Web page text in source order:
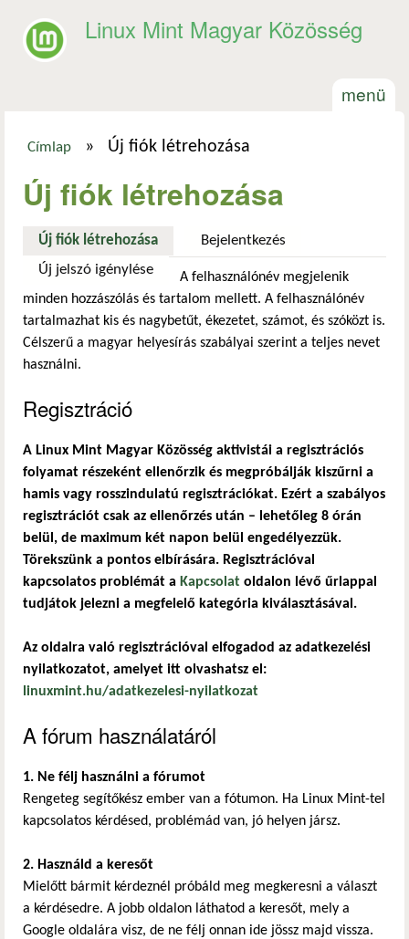
Linux Mint Magyar Közösség
menü
Jelenlegi hely
Címlap » Új fiók létrehozása
Új fiók létrehozása
Új fiók létrehozása (aktív fül)Bejelentkezés
Új jelszó igénylése
A felhasználónév megjelenik
minden hozzászólás és tartalom mellett. A felhasználónév
tartalmazhat kis és nagybetűt, ékezetet, számot, és szóközt is.
Célszerű a magyar helyesírás szabályai szerint a teljes nevet
használni.
Regisztráció
A Linux Mint Magyar Közösség aktivistái a regisztrációs
folyamat részeként ellenőrzik és megpróbálják kiszűrni a
hamis vagy rosszindulatú regisztrációkat. Ezért a szabályos
regisztrációt csak az ellenőrzés után – lehetőleg 8 órán
belül, de maximum két napon belül engedélyezzük.
Törekszünk a pontos elbírására. Regisztrációval
kapcsolatos problémát a Kapcsolat oldalon lévő űrlappal
tudjátok jelezni a megfelelő kategória kiválasztásával.
Az oldalra való regisztrációval elfogadod az adatkezelési
nyilatkozatot, amelyet itt olvashatsz el:
linuxmint.hu/adatkezelesi-nyilatkozat
A fórum használatáról
1. Ne félj használni a fórumot
Rengeteg segítőkész ember van a fótumon. Ha Linux Mint-tel
kapcsolatos kérdésed, problémád van, jó helyen jársz.
2. Használd a keresőt
Mielőtt bármit kérdeznél próbáld meg megkeresni a választ
a kérdésedre. A jobb oldalon láthatod a keresőt, mely a
Google oldalára visz, de ne félj onnan ide jössz majd vissza.